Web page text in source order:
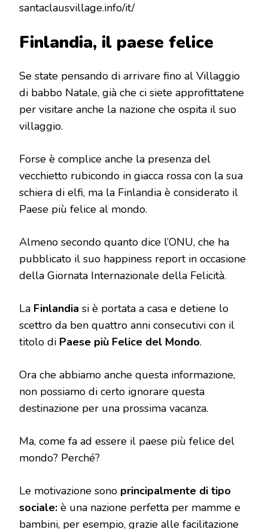
santaclausvillage.info/it/
Finlandia, il paese felice
Se state pensando di arrivare fino al Villaggio
di babbo Natale, già che ci siete approfittatene
per visitare anche la nazione che ospita il suo
villaggio.
Forse è complice anche la presenza del
vecchietto rubicondo in giacca rossa con la sua
schiera di elfi, ma la Finlandia è considerato il
Paese più felice al mondo.
Almeno secondo quanto dice l’ONU, che ha
pubblicato il suo happiness report in occasione
della Giornata Internazionale della Felicità.
La Finlandia si è portata a casa e detiene lo
scettro da ben quattro anni consecutivi con il
titolo di Paese più Felice del Mondo.
Ora che abbiamo anche questa informazione,
non possiamo di certo ignorare questa
destinazione per una prossima vacanza.
Ma, come fa ad essere il paese più felice del
mondo? Perché?
Le motivazione sono principalmente di tipo
sociale: è una nazione perfetta per mamme e
bambini, per esempio, grazie alle facilitazione